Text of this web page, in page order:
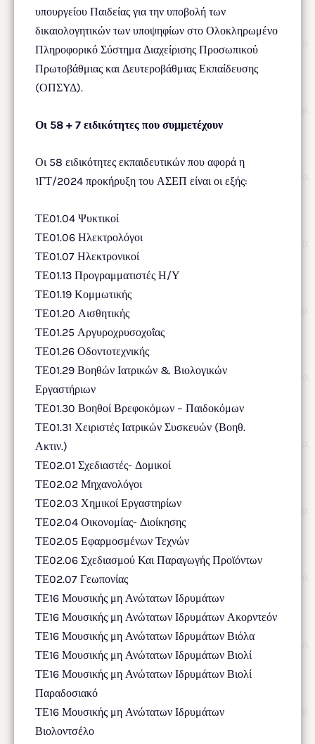
υπουργείου Παιδείας για την υποβολή των
δικαιολογητικών των υποψηφίων στο Ολοκληρωμένο
Πληροφορικό Σύστημα Διαχείρισης Προσωπικού
Πρωτοβάθμιας και Δευτεροβάθμιας Εκπαίδευσης
(ΟΠΣΥΔ).
Οι 58 + 7 ειδικότητες που συμμετέχουν
Οι 58 ειδικότητες εκπαιδευτικών που αφορά η
1ΓΤ/2024 προκήρυξη του ΑΣΕΠ είναι οι εξής:
ΤΕ01.04 Ψυκτικοί
ΤΕ01.06 Ηλεκτρολόγοι
ΤΕ01.07 Ηλεκτρονικοί
ΤΕ01.13 Προγραμματιστές Η/Υ
ΤΕ01.19 Κομμωτικής
ΤΕ01.20 Αισθητικής
ΤΕ01.25 Αργυροχρυσοχοΐας
ΤΕ01.26 Οδοντοτεχνικής
ΤΕ01.29 Βοηθών Ιατρικών & Βιολογικών
Εργαστήριων
ΤΕ01.30 Βοηθοί Βρεφοκόμων – Παιδοκόμων
ΤΕ01.31 Χειριστές Ιατρικών Συσκευών (Βοηθ.
Ακτιν.)
ΤΕ02.01 Σχεδιαστές- Δομικοί
ΤΕ02.02 Μηχανολόγοι
ΤΕ02.03 Χημικοί Εργαστηρίων
ΤΕ02.04 Οικονομίας- Διοίκησης
ΤΕ02.05 Εφαρμοσμένων Τεχνών
ΤΕ02.06 Σχεδιασμού Και Παραγωγής Προϊόντων
ΤΕ02.07 Γεωπονίας
ΤΕ16 Μουσικής μη Ανώτατων Ιδρυμάτων
ΤΕ16 Μουσικής μη Ανώτατων Ιδρυμάτων Ακορντεόν
ΤΕ16 Μουσικής μη Ανώτατων Ιδρυμάτων Βιόλα
ΤΕ16 Μουσικής μη Ανώτατων Ιδρυμάτων Βιολί
ΤΕ16 Μουσικής μη Ανώτατων Ιδρυμάτων Βιολί
Παραδοσιακό
ΤΕ16 Μουσικής μη Ανώτατων Ιδρυμάτων
Βιολοντσέλο